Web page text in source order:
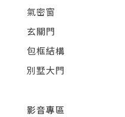
氣密窗
玄關門
包框結構
別墅大門
影音專區